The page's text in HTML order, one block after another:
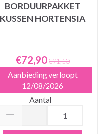
BORDUURPAKKET
KUSSEN HORTENSIA
€72,90€91,10
Aanbieding verloopt
12/08/2026
Aantal